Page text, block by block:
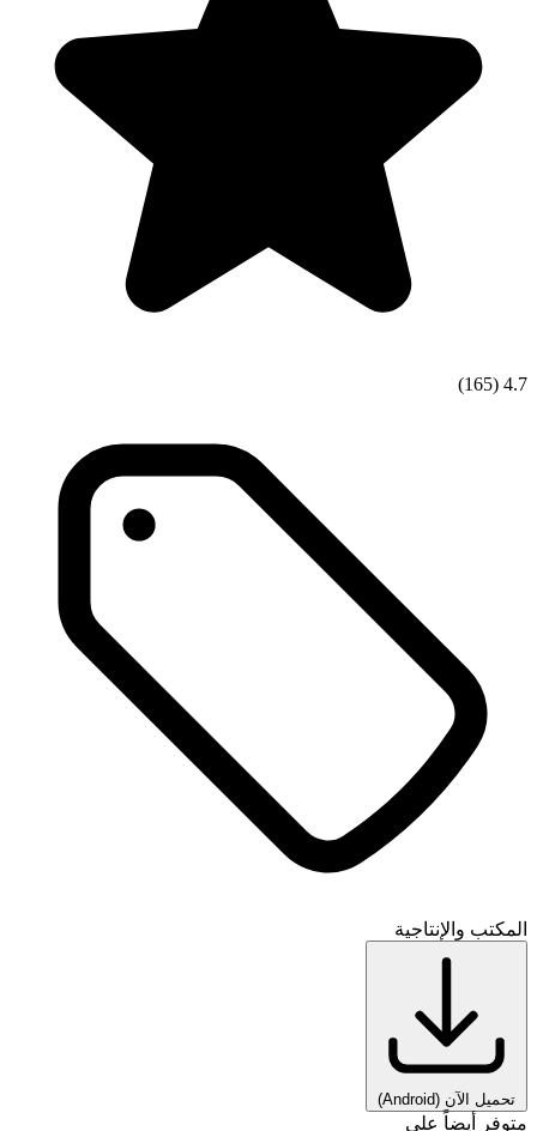
4.7
(165)
المكتب والإنتاجية
تحميل الآن (Android)
متوفر أيضاً على